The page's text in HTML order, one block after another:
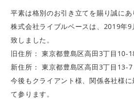
平素は格別のお引き立てを賜り誠にあ
株式会社ライブルベースは、2019年
致しました。
旧住所： 東京都豊島区高田3丁目10-
新住所： 東京都豊島区高田3丁目13-
今後もクライアント様、関係各社様
て参ります。